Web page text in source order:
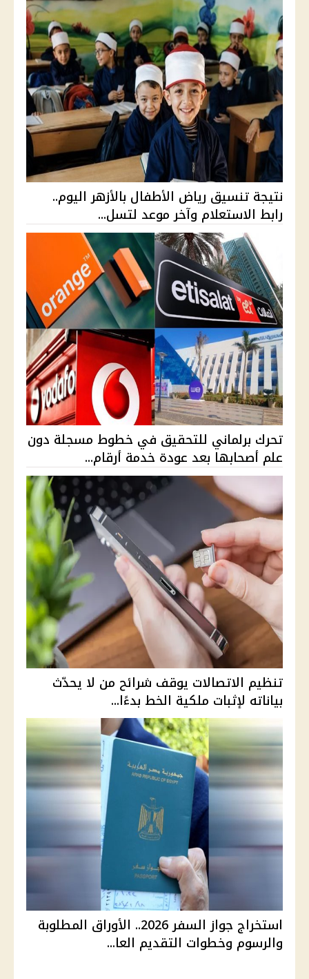
نتيجة تنسيق رياض الأطفال بالأزهر اليوم..
رابط الاستعلام وآخر موعد لتسل...
تحرك برلماني للتحقيق في خطوط مسجلة دون
علم أصحابها بعد عودة خدمة أرقام...
تنظيم الاتصالات يوقف شرائح من لا يحدّث
بياناته لإثبات ملكية الخط بدءًا...
استخراج جواز السفر 2026.. الأوراق المطلوبة
والرسوم وخطوات التقديم العا...